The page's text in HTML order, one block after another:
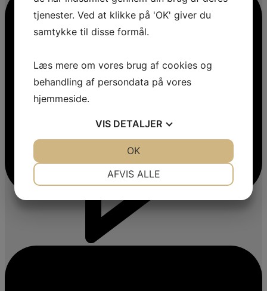
tjenester. Ved at klikke på 'OK' giver du
samtykke til disse formål.
Læs mere om vores brug af cookies og
behandling af persondata på vores
hjemmeside.
VIS DETALJER
MARKETING
AFVIS ALLE
OK